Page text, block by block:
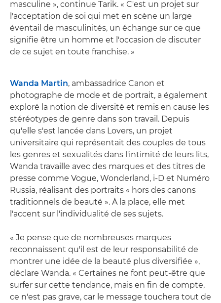
masculine », continue Tarik. « C'est un projet sur
l'acceptation de soi qui met en scène un large
éventail de masculinités, un échange sur ce que
signifie être un homme et l'occasion de discuter
de ce sujet en toute franchise. »
Wanda Martin, ambassadrice Canon et
photographe de mode et de portrait, a également
exploré la notion de diversité et remis en cause les
stéréotypes de genre dans son travail. Depuis
qu'elle s'est lancée dans Lovers, un projet
universitaire qui représentait des couples de tous
les genres et sexualités dans l'intimité de leurs lits,
Wanda travaille avec des marques et des titres de
presse comme Vogue, Wonderland, i-D et Numéro
Russia, réalisant des portraits « hors des canons
traditionnels de beauté ». À la place, elle met
l'accent sur l'individualité de ses sujets.
« Je pense que de nombreuses marques
reconnaissent qu'il est de leur responsabilité de
montrer une idée de la beauté plus diversifiée »,
déclare Wanda. « Certaines ne font peut-être que
surfer sur cette tendance, mais en fin de compte,
ce n'est pas grave, car le message touchera tout de